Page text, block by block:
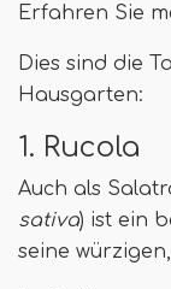
Erfahren Sie
Dies sind die
Hausgarten:
1. Rucola
Auch als
sativa) ist ein
seine